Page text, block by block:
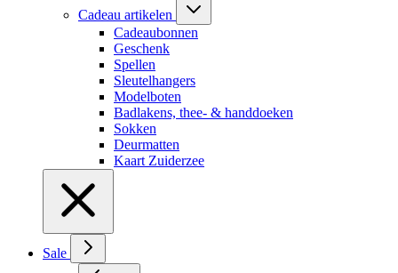
Cadeau artikelen
Cadeaubonnen
Geschenk
Spellen
Sleutelhangers
Modelboten
Badlakens, thee- & handdoeken
Sokken
Deurmatten
Kaart Zuiderzee
Sale